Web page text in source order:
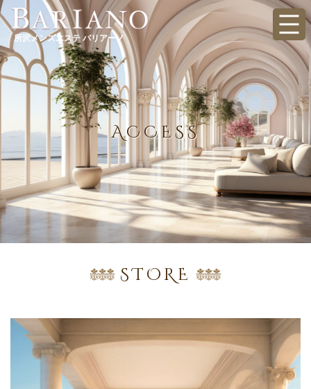
所沢メンズエステ バリアーノ
ACCESS
STORE